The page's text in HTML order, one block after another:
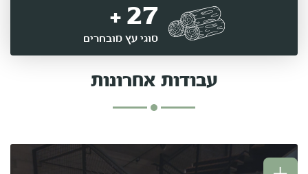
50
+
סוגי עץ מובחרים
עבודות אחרונות